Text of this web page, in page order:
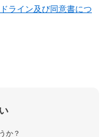
ライン及び同意書につ
か？